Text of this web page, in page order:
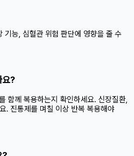
능, 심혈관 위험 판단에 영향을 줄 수
요?
함께 복용하는지 확인하세요. 신장질환,
. 진통제를 며칠 이상 반복 복용해야